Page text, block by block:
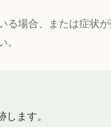
る場合、または症状
ます。